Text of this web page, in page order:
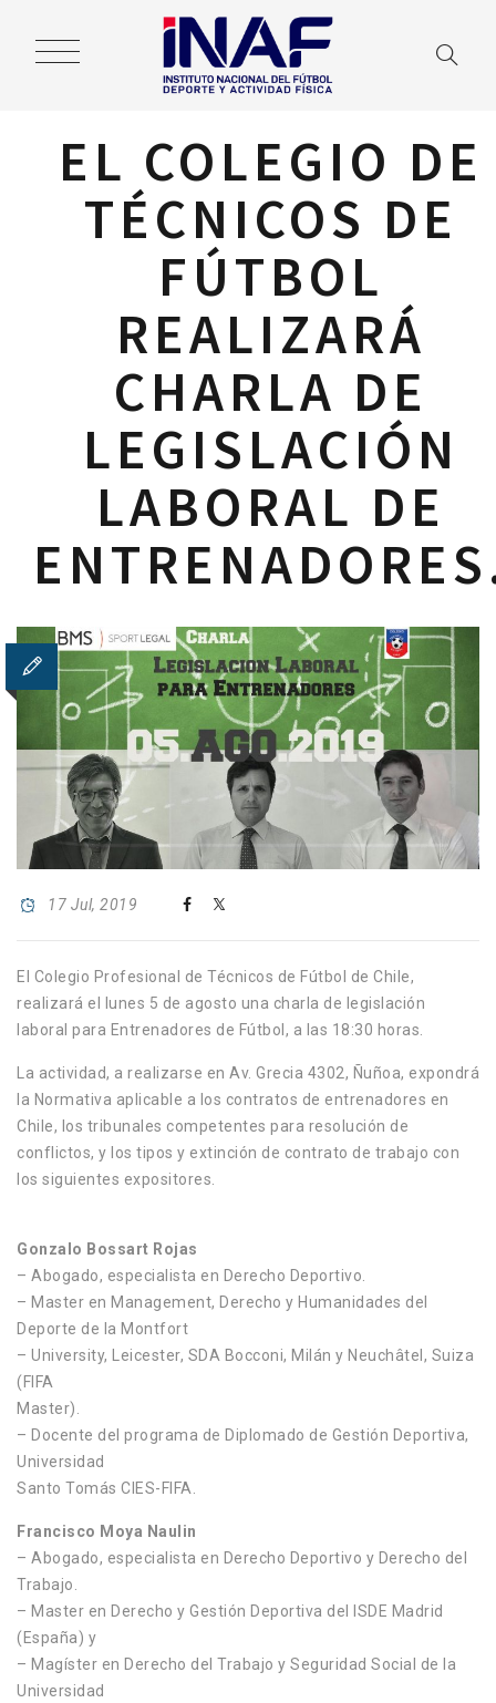
EL COLEGIO DE
TÉCNICOS DE
FÚTBOL
REALIZARÁ
CHARLA DE
LEGISLACIÓN
LABORAL DE
17 Jul, 2019
El Colegio Profesional de Técnicos de Fútbol de Chile,
realizará el lunes 5 de agosto una charla de legislación
laboral para Entrenadores de Fútbol, a las 18:30 horas.
La actividad, a realizarse en Av. Grecia 4302, Ñuñoa, expondrá
la Normativa aplicable a los contratos de entrenadores en
Chile, los tribunales competentes para resolución de
conflictos, y los tipos y extinción de contrato de trabajo con
los siguientes expositores.
Gonzalo Bossart Rojas
– Abogado, especialista en Derecho Deportivo.
– Master en Management, Derecho y Humanidades del
Deporte de la Montfort
– University, Leicester, SDA Bocconi, Milán y Neuchâtel, Suiza
(FIFA
Master).
– Docente del programa de Diplomado de Gestión Deportiva,
Universidad
Santo Tomás CIES-FIFA.
Francisco Moya Naulin
– Abogado, especialista en Derecho Deportivo y Derecho del
Trabajo.
– Master en Derecho y Gestión Deportiva del ISDE Madrid
(España) y
– Magíster en Derecho del Trabajo y Seguridad Social de la
Universidad